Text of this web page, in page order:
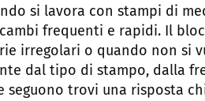
si lavora con stampi di
frequenti e rapidi. Il
irregolari o quando non si
dal tipo di stampo, dalla
trovi una risposta